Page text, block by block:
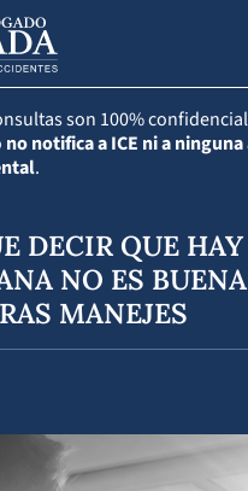
son 100%
no notifica a ICE ni a
.
DECIR QUE HAY
NO ES
MANEJES